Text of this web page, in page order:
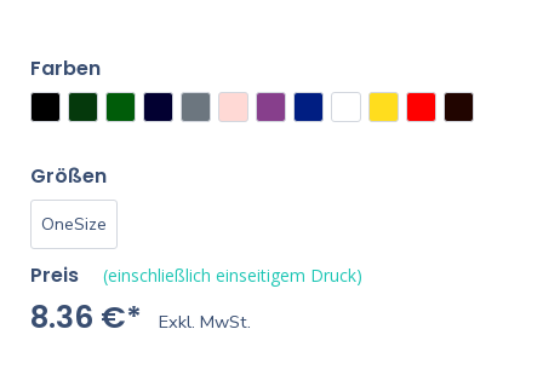
Farben
Größen
OneSize
Preis (einschließlich einseitigem Druck)
8.36 €* Exkl. MwSt.